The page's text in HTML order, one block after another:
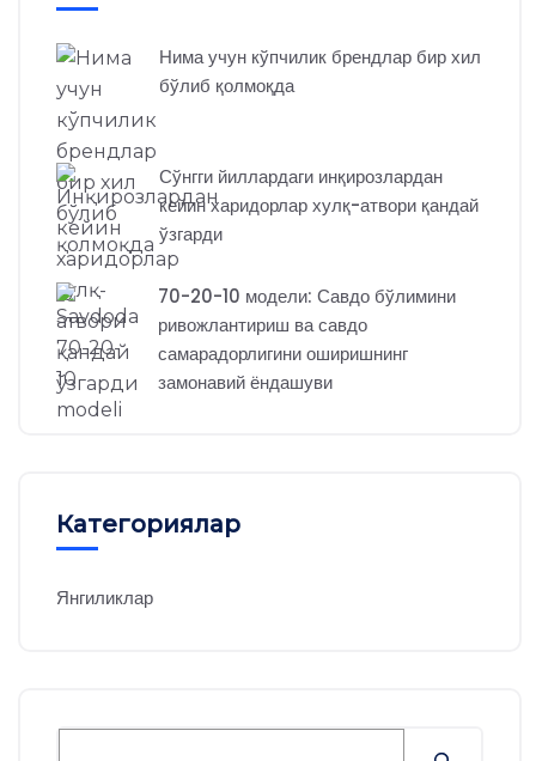
Нима учун кўпчилик брендлар бир хил
бўлиб қолмоқда
Сўнгги йиллардаги инқирозлардан
кейин харидорлар хулқ-атвори қандай
ўзгарди
70-20-10 модели: Савдо бўлимини
ривожлантириш ва савдо
самарадорлигини оширишнинг
замонавий ёндашуви
Категориялар
Янгиликлар